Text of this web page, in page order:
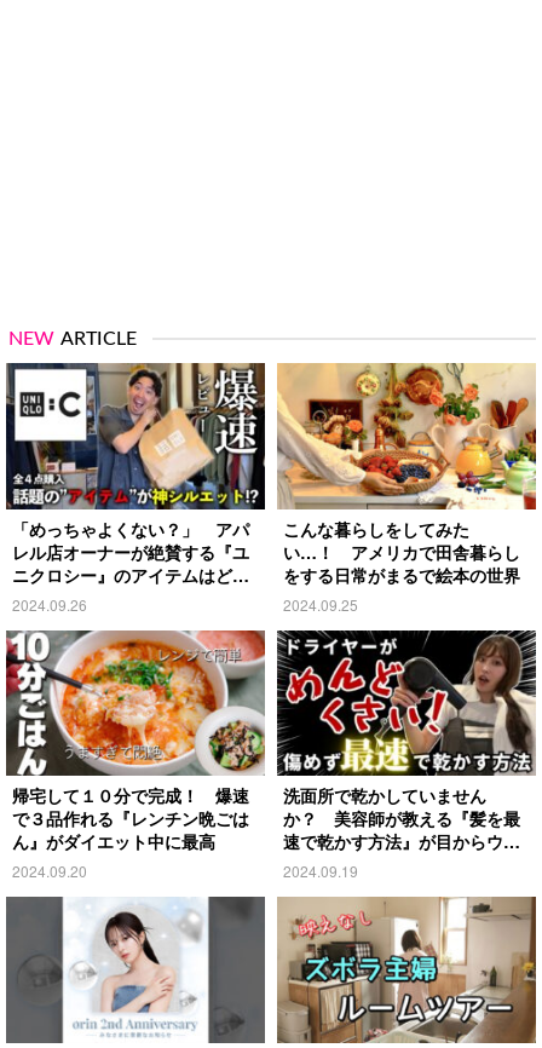
NEW ARTICLE
「めっちゃよくない？」 アパ
レル店オーナーが絶賛する『ユ
ニクロシー』のアイテムはど
れ？
2024.09.26
こんな暮らしをしてみた
い…！ アメリカで田舎暮らし
をする日常がまるで絵本の世界
2024.09.25
帰宅して１０分で完成！ 爆速
で３品作れる『レンチン晩ごは
ん』がダイエット中に最高
2024.09.20
洗面所で乾かしていません
か？ 美容師が教える『髪を最
速で乾かす方法』が目からウロ
コ
2024.09.19